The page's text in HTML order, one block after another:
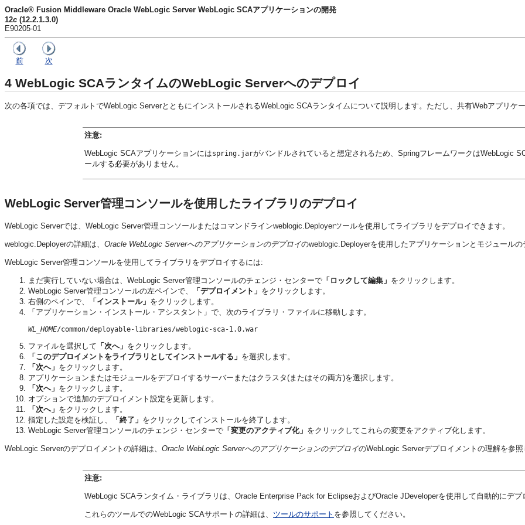
Oracle® Fusion Middleware Oracle WebLogic Server WebLogic SCAアプリケーションの開発
12c (12.2.1.3.0)
E90205-01
前 次
4 WebLogic SCAランタイムのWebLogic Serverへのデプロイ
次の各項では、デフォルトでWebLogic ServerとともにインストールされるWebLogic SCAランタイムについて説明します。ただし、共有Webアプリケ
注意:
WebLogic SCAアプリケーションにはspring.jarがバンドルされていると想定されるため、SpringフレームワークはWebLogic
ールする必要がありません。
WebLogic Server管理コンソールを使用したライブラリのデプロイ
WebLogic Serverでは、WebLogic Server管理コンソールまたはコマンドラインweblogic.Deployerツールを使用してライブラリをデプロイできます。
weblogic.Deployerの詳細は、 Oracle WebLogic Serverへのアプリケーションのデプロイのweblogic.Deployerを使用したアプリケーションとモジュールの
WebLogic Server管理コンソールを使用してライブラリをデプロイするには:
まだ実行していない場合は、WebLogic Server管理コンソールのチェンジ・センターで 「ロックして編集」 をクリックします。
WebLogic Server管理コンソールの左ペインで、
「デプロイメント」 をクリックします。
右側のペインで、
「インストール」 をクリックします。
「アプリケーション・インストール・アシスタント」 で、次のライブラリ・ファイルに移動します。
WL_HOME/common/deployable-libraries/weblogic-sca-1.0.war
ファイルを選択して 「次へ」 をクリックします。
「このデプロイメントをライブラリとしてインストールする」 を選択します。
「次へ」 をクリックします。
アプリケーションまたはモジュールをデプロイするサーバーまたはクラスタ(またはその両方)を選択します。
「次へ」 をクリックします。
オプションで追加のデプロイメント設定を更新します。
「次へ」 をクリックします。
指定した設定を検証し、
「終了」 をクリックしてインストールを終了します。
WebLogic Server管理コンソールのチェンジ・センターで 「変更のアクティブ化」 をクリックしてこれらの変更をアクティブ化します。
WebLogic Serverのデプロイメントの詳細は、 Oracle WebLogic ServerへのアプリケーションのデプロイのWebLogic Serverデプロイメントの理解を参照
注意:
WebLogic SCAランタイム・ライブラリは、Oracle Enterprise Pack for EclipseおよびOracle JDeveloperを使用して自動的にデプ
これらのツールでのWebLogic SCAサポートの詳細は、 ツールのサポート を参照してください。